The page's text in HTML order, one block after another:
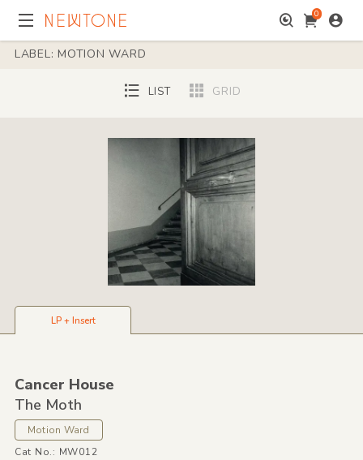
0
LABEL: MOTION WARD
LIST GRID
LP + Insert
Cancer House
The Moth
Motion Ward
Cat No.: MW012